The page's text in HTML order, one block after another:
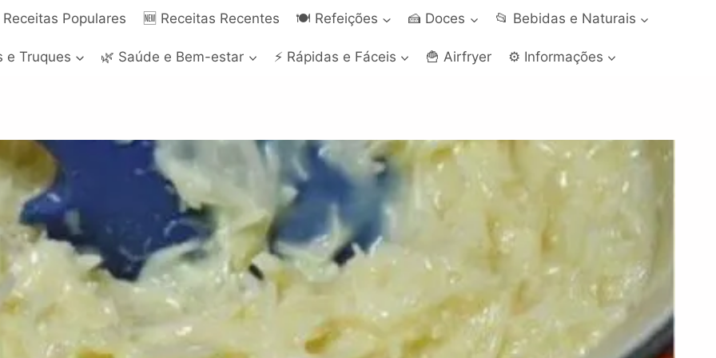
Receitas Populares 🆕 Receitas Recentes 🍽️ Refeições 🍰 Doces 📂 Bebidas e Naturais
e Truques 🌿 Saúde e Bem-estar ⚡ Rápidas e Fáceis 🍟 Airfryer ⚙️ Informações